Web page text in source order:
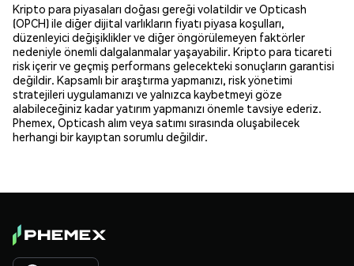
Kripto para piyasaları doğası gereği volatildir ve Opticash
(OPCH) ile diğer dijital varlıkların fiyatı piyasa koşulları,
düzenleyici değişiklikler ve diğer öngörülemeyen faktörler
nedeniyle önemli dalgalanmalar yaşayabilir. Kripto para ticareti
risk içerir ve geçmiş performans gelecekteki sonuçların garantisi
değildir. Kapsamlı bir araştırma yapmanızı, risk yönetimi
stratejileri uygulamanızı ve yalnızca kaybetmeyi göze
alabileceğiniz kadar yatırım yapmanızı önemle tavsiye ederiz.
Phemex, Opticash alım veya satımı sırasında oluşabilecek
herhangi bir kayıptan sorumlu değildir.